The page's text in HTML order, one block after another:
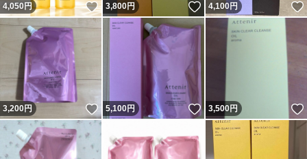
4,050円 いいね！
3,800円 いいね！
4,100円
3,200円 いいね！
5,100円 いいね！
3,500円